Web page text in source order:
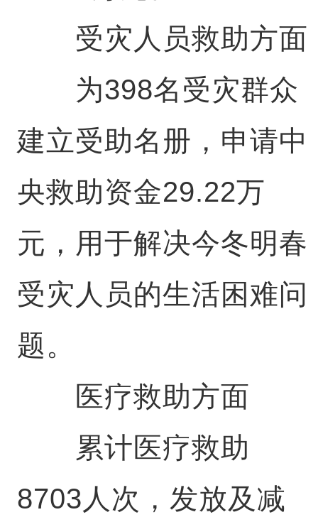
受灾人员救助方面
为398名受灾群众
建立受助名册，申请中
央救助资金29.22万
元，用于解决今冬明春
受灾人员的生活困难问
题。
医疗救助方面
累计医疗救助
8703人次，发放及减